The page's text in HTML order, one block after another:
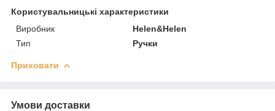
Користувальницькі характеристики
Виробник
Helen&Helen
Тип
Ручки
Приховати
Умови доставки